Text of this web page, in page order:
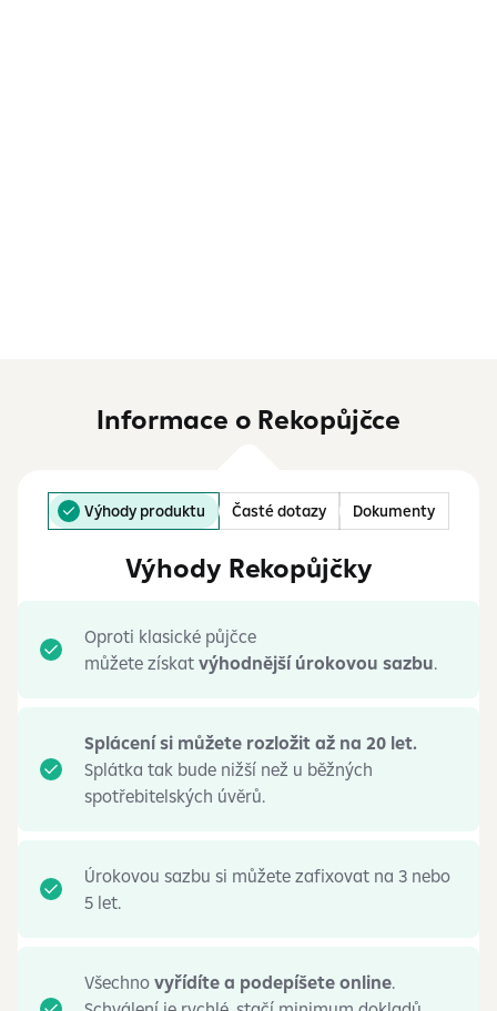
Informace o Rekopůjčce
Výhody produktu Časté dotazy Dokumenty
Výhody Rekopůjčky
Oproti klasické půjčce
můžete získat výhodnější úrokovou sazbu.
Splácení si můžete rozložit až na 20 let.
Splátka tak bude nižší než u běžných
spotřebitelských úvěrů.
Úrokovou sazbu si můžete zafixovat na 3 nebo
5 let.
Všechno vyřídíte a podepíšete online.